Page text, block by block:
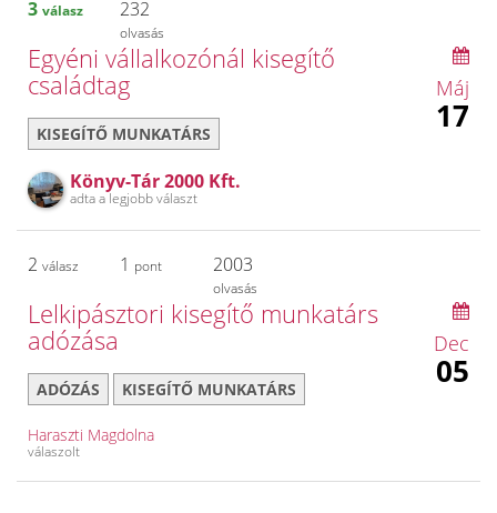
3 válasz 232
olvasás
Egyéni vállalkozónál kisegítő
családtag
KISEGÍTŐ MUNKATÁRS
Könyv-Tár 2000 Kft.
adta a legjobb választ
Máj
17
2 válasz 1 pont 2003
olvasás
Lelkipásztori kisegítő munkatárs
adózása
ADÓZÁS KISEGÍTŐ MUNKATÁRS
Haraszti Magdolna
válaszolt
Dec
05